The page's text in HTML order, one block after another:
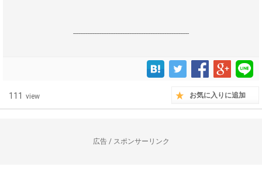
------------------------------------------------------------------
111 view お気に入りに追加
広告 / スポンサーリンク